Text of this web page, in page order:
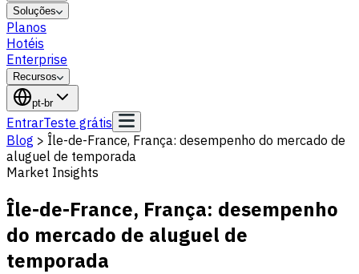
Soluções
Planos
Hotéis
Enterprise
Recursos
pt-br
EntrarTeste grátis
Blog > Île-de-France, França: desempenho do mercado de
aluguel de temporada
Market Insights
Île-de-France, França: desempenho
do mercado de aluguel de
temporada